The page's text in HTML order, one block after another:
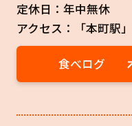
定休日：年中無休
アクセス：「本町駅
食べログ